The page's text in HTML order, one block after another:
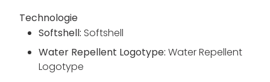
Technologie
Softshell: Softshell
Water Repellent Logotype: Water Repellent
Logotype